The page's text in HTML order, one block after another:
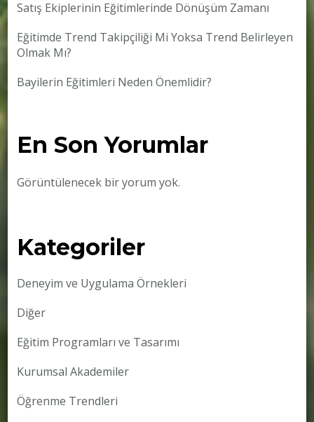
Satış Ekiplerinin Eğitimlerinde Dönüşüm Zamanı
Eğitimde Trend Takipçiliği Mi Yoksa Trend Belirleyen
Olmak Mı?
Bayilerin Eğitimleri Neden Önemlidir?
En Son Yorumlar
Görüntülenecek bir yorum yok.
Kategoriler
Deneyim ve Uygulama Örnekleri
Diğer
Eğitim Programları ve Tasarımı
Kurumsal Akademiler
Öğrenme Trendleri